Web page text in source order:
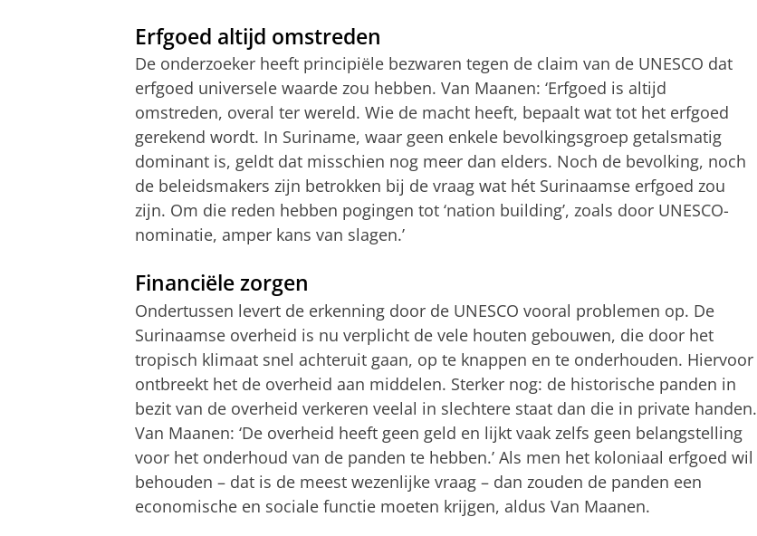
Erfgoed altijd omstreden
De onderzoeker heeft principiële bezwaren tegen de claim van de UNESCO dat
erfgoed universele waarde zou hebben. Van Maanen: ‘Erfgoed is altijd
omstreden, overal ter wereld. Wie de macht heeft, bepaalt wat tot het erfgoed
gerekend wordt. In Suriname, waar geen enkele bevolkingsgroep getalsmatig
dominant is, geldt dat misschien nog meer dan elders. Noch de bevolking, noch
de beleidsmakers zijn betrokken bij de vraag wat hét Surinaamse erfgoed zou
zijn. Om die reden hebben pogingen tot ‘nation building’, zoals door UNESCO-
nominatie, amper kans van slagen.’
Financiële zorgen
Ondertussen levert de erkenning door de UNESCO vooral problemen op. De
Surinaamse overheid is nu verplicht de vele houten gebouwen, die door het
tropisch klimaat snel achteruit gaan, op te knappen en te onderhouden. Hiervoor
ontbreekt het de overheid aan middelen. Sterker nog: de historische panden in
bezit van de overheid verkeren veelal in slechtere staat dan die in private handen.
Van Maanen: ‘De overheid heeft geen geld en lijkt vaak zelfs geen belangstelling
voor het onderhoud van de panden te hebben.’ Als men het koloniaal erfgoed wil
behouden – dat is de meest wezenlijke vraag – dan zouden de panden een
economische en sociale functie moeten krijgen, aldus Van Maanen.